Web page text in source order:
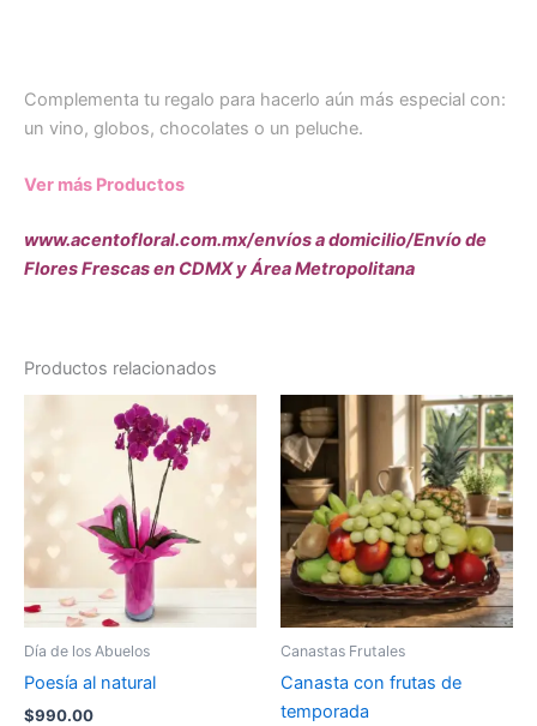
Complementa tu regalo para hacerlo aún más especial con:
un vino, globos, chocolates o un peluche.
Ver más Productos
www.acentofloral.com.mx/envíos a domicilio/Envío de
Flores Frescas en CDMX y Área Metropolitana
Productos relacionados
Día de los Abuelos
Poesía al natural
$990.00
Canastas Frutales
Canasta con frutas de
temporada